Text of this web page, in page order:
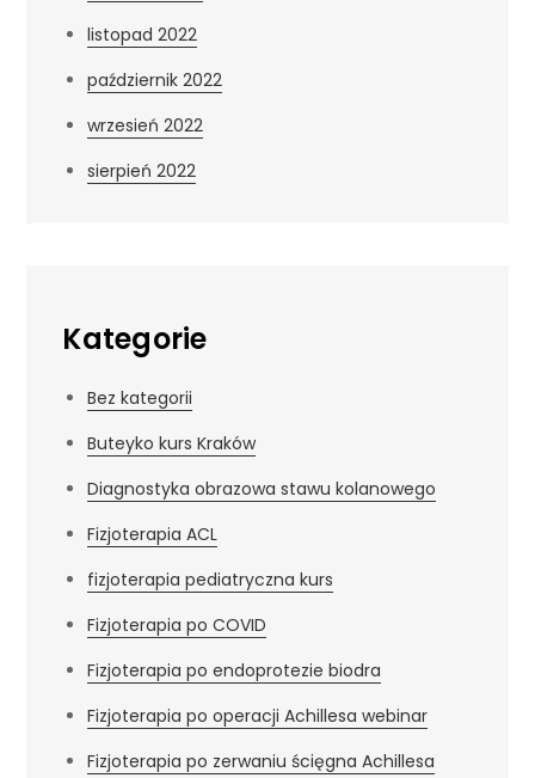
listopad 2022
październik 2022
wrzesień 2022
sierpień 2022
Kategorie
Bez kategorii
Buteyko kurs Kraków
Diagnostyka obrazowa stawu kolanowego
Fizjoterapia ACL
fizjoterapia pediatryczna kurs
Fizjoterapia po COVID
Fizjoterapia po endoprotezie biodra
Fizjoterapia po operacji Achillesa webinar
Fizjoterapia po zerwaniu ścięgna Achillesa